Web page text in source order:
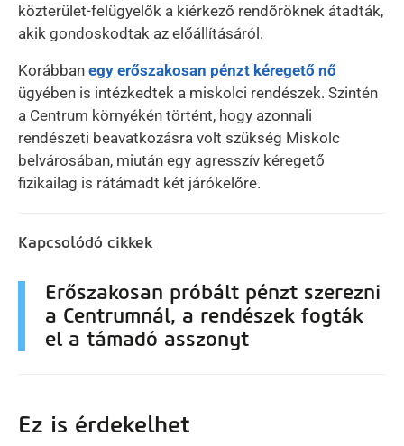
közterület-felügyelők a kiérkező rendőröknek átadták,
akik gondoskodtak az előállításáról.
Korábban egy erőszakosan pénzt kéregető nő
ügyében is intézkedtek a miskolci rendészek. Szintén
a Centrum környékén történt, hogy azonnali
rendészeti beavatkozásra volt szükség Miskolc
belvárosában, miután egy agresszív kéregető
fizikailag is rátámadt két járókelőre.
Kapcsolódó cikkek
Erőszakosan próbált pénzt szerezni
a Centrumnál, a rendészek fogták
el a támadó asszonyt
Ez is érdekelhet